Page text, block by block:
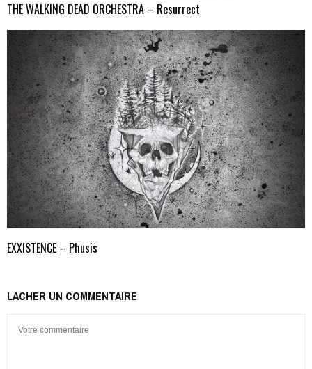
THE WALKING DEAD ORCHESTRA – Resurrect
EXXISTENCE – Phusis
LACHER UN COMMENTAIRE